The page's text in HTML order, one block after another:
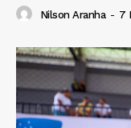
Nilson Aranha - 7